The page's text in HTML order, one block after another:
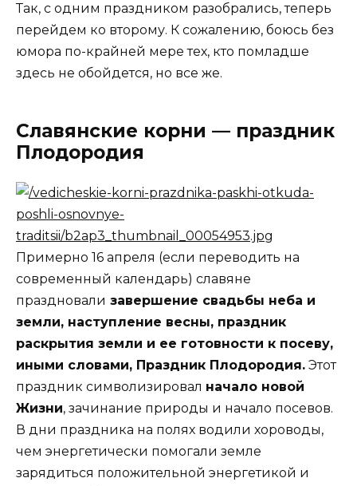
Так, с одним праздником разобрались, теперь
перейдем ко второму. К сожалению, боюсь без
юмора по-крайней мере тех, кто помладше
здесь не обойдется, но все же.
Славянские корни — праздник
Плодородия
Примерно 16 апреля (если переводить на
современный календарь) славяне
праздновали завершение свадьбы неба и
земли, наступление весны, праздник
раскрытия земли и ее готовности к посеву,
иными словами, Праздник Плодородия. Этот
праздник символизировал начало новой
Жизни, зачинание природы и начало посевов.
В дни праздника на полях водили хороводы,
чем энергетически помогали земле
зарядиться положительной энергетикой и